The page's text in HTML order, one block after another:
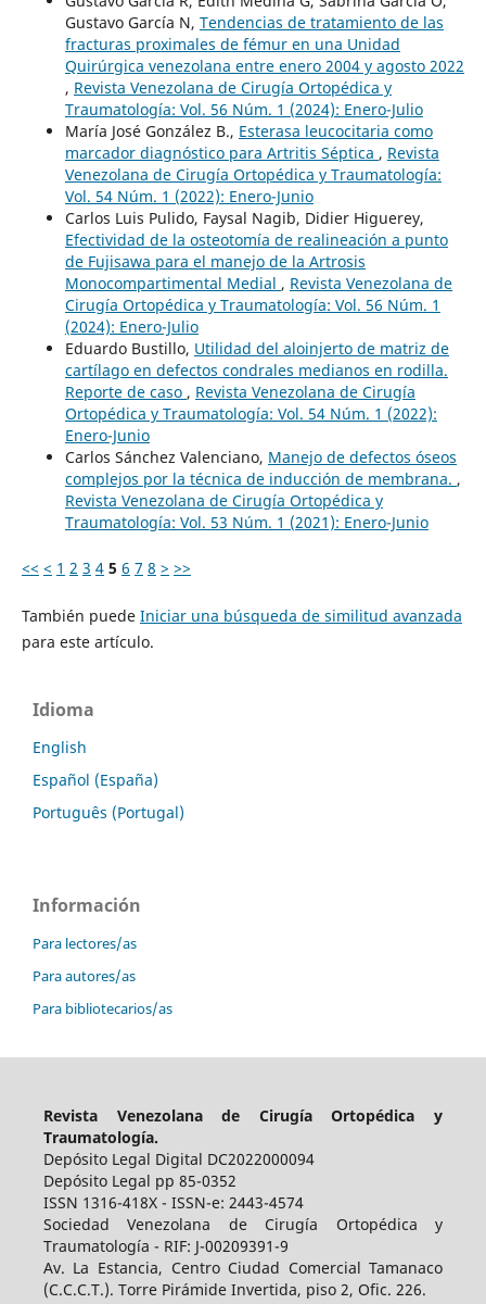
Gustavo García N, Tendencias de tratamiento de las
fracturas proximales de fémur en una Unidad
Quirúrgica venezolana entre enero 2004 y agosto 2022
, Revista Venezolana de Cirugía Ortopédica y
Traumatología: Vol. 56 Núm. 1 (2024): Enero-Julio
María José González B., Esterasa leucocitaria como
marcador diagnóstico para Artritis Séptica , Revista
Venezolana de Cirugía Ortopédica y Traumatología:
Vol. 54 Núm. 1 (2022): Enero-Junio
Carlos Luis Pulido, Faysal Nagib, Didier Higuerey,
Efectividad de la osteotomía de realineación a punto
de Fujisawa para el manejo de la Artrosis
Monocompartimental Medial , Revista Venezolana de
Cirugía Ortopédica y Traumatología: Vol. 56 Núm. 1
(2024): Enero-Julio
Eduardo Bustillo, Utilidad del aloinjerto de matriz de
cartílago en defectos condrales medianos en rodilla.
Reporte de caso , Revista Venezolana de Cirugía
Ortopédica y Traumatología: Vol. 54 Núm. 1 (2022):
Enero-Junio
Carlos Sánchez Valenciano, Manejo de defectos óseos
complejos por la técnica de inducción de membrana. ,
Revista Venezolana de Cirugía Ortopédica y
Traumatología: Vol. 53 Núm. 1 (2021): Enero-Junio
<< < 1 2 3 4 5 6 7 8 > >>
También puede Iniciar una búsqueda de similitud avanzada
para este artículo.
Idioma
English
Español (España)
Português (Portugal)
Información
Para lectores/as
Para autores/as
Para bibliotecarios/as
Revista Venezolana de Cirugía Ortopédica y
Traumatología.
Depósito Legal Digital DC2022000094
Depósito Legal pp 85-0352
ISSN 1316-418X - ISSN-e: 2443-4574
Sociedad Venezolana de Cirugía Ortopédica y
Traumatología - RIF: J-00209391-9
Av. La Estancia, Centro Ciudad Comercial Tamanaco
(C.C.C.T.). Torre Pirámide Invertida, piso 2, Ofic. 226.